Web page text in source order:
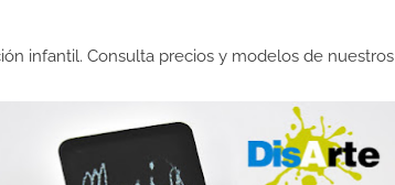
infantil. Consulta precios y modelos de nuestros